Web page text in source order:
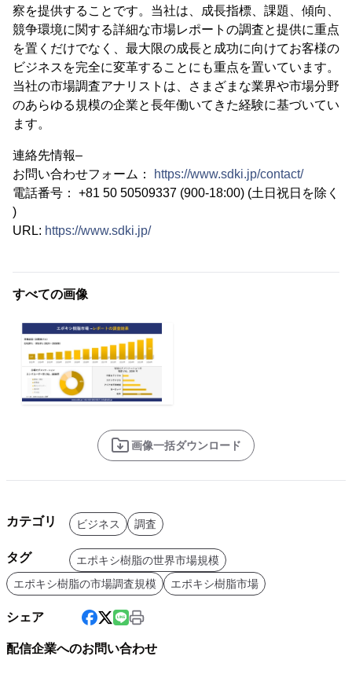
察を提供することです。当社は、成長指標、課題、傾向、
競争環境に関する詳細な市場レポートの調査と提供に重点
を置くだけでなく、最大限の成長と成功に向けてお客様の
ビジネスを完全に変革することにも重点を置いています。
当社の市場調査アナリストは、さまざまな業界や市場分野
のあらゆる規模の企業と長年働いてきた経験に基づいてい
ます。
連絡先情報–
お問い合わせフォーム：
https://www.sdki.jp/contact/
電話番号： +81 50 50509337 (900-18:00) (土日祝日を除く
)
URL: https://www.sdki.jp/
すべての画像
画像一括ダウンロード
カテゴリ ビジネス 調査
タグ
エポキシ樹脂の世界市場規模
エポキシ樹脂の市場調査規模
エポキシ樹脂市場
シェア
配信企業へのお問い合わせ